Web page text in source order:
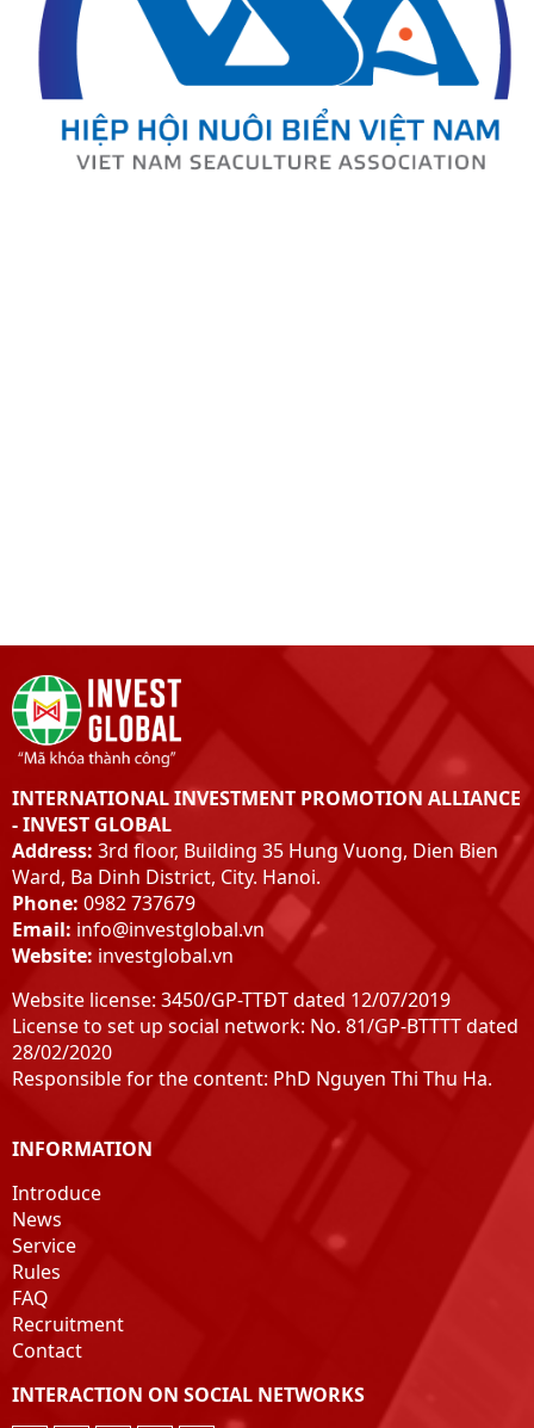
INTERNATIONAL INVESTMENT PROMOTION ALLIANCE
- INVEST GLOBAL
Address: 3rd floor, Building 35 Hung Vuong, Dien Bien
Ward, Ba Dinh District, City. Hanoi.
Phone: 0982 737679
Email: info@investglobal.vn
Website: investglobal.vn
Website license: 3450/GP-TTĐT dated 12/07/2019
License to set up social network: No. 81/GP-BTTTT dated
28/02/2020
Responsible for the content: PhD Nguyen Thi Thu Ha.
INFORMATION
Introduce
News
Service
Rules
FAQ
Recruitment
Contact
INTERACTION ON SOCIAL NETWORKS